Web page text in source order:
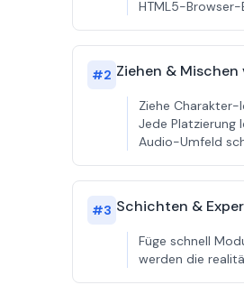
HTML5-
#2 Ziehen &
Ziehe Charakter-
Jede Platzierung
Audio-Umfeld
#3 Schichten &
Füge schnell
werden die